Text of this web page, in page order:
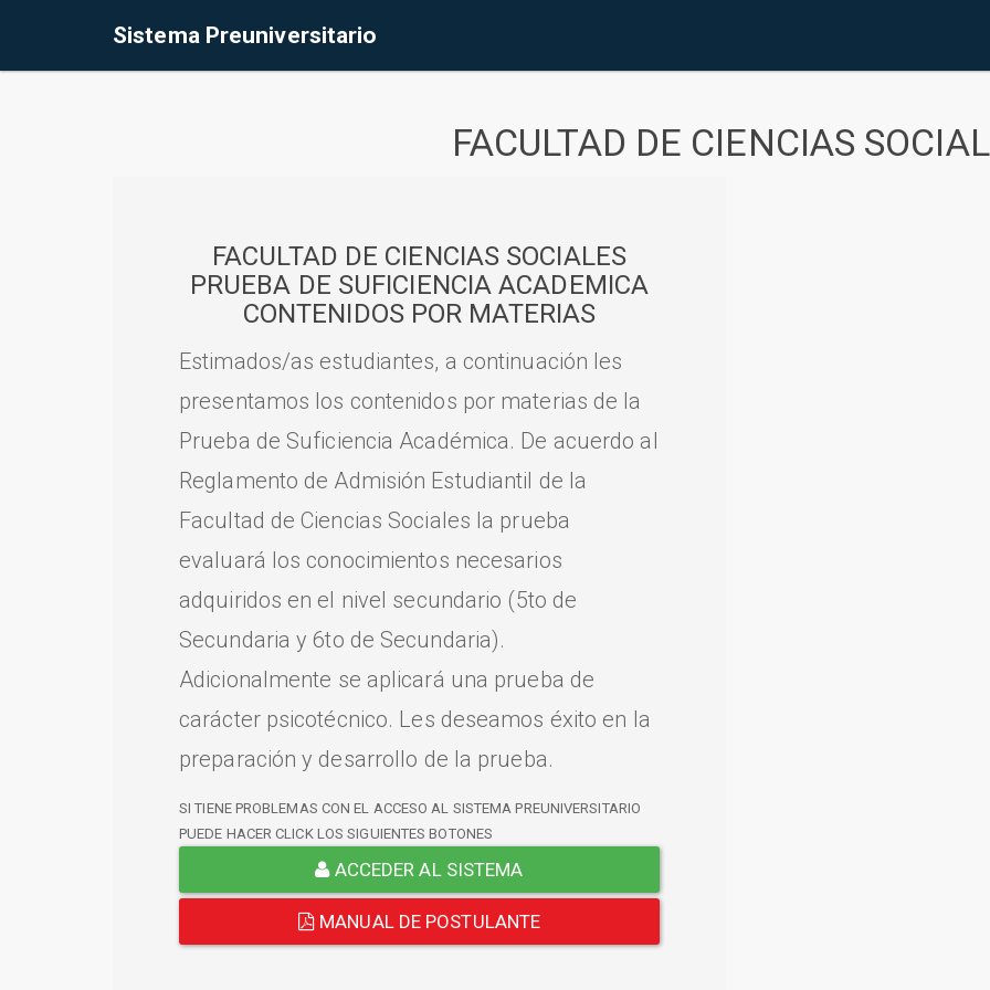
Sistema Preuniversitario
FACULTAD DE CIENCIAS
FACULTAD DE CIENCIAS SOCIALES
PRUEBA DE SUFICIENCIA ACADEMICA
CONTENIDOS POR MATERIAS
Estimados/as estudiantes, a continuación les
presentamos los contenidos por materias de la
Prueba de Suficiencia Académica. De acuerdo al
Reglamento de Admisión Estudiantil de la
Facultad de Ciencias Sociales la prueba
evaluará los conocimientos necesarios
adquiridos en el nivel secundario (5to de
Secundaria y 6to de Secundaria).
Adicionalmente se aplicará una prueba de
carácter psicotécnico. Les deseamos éxito en la
preparación y desarrollo de la prueba.
SI TIENE PROBLEMAS CON EL ACCESO AL SISTEMA PREUNIVERSITARIO
PUEDE HACER CLICK LOS SIGUIENTES BOTONES
ACCEDER AL SISTEMA
MANUAL DE POSTULANTE